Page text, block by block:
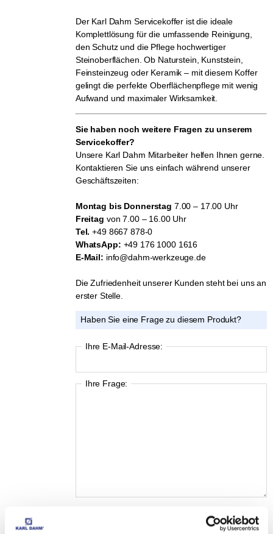
Der Karl Dahm Servicekoffer ist die ideale
Komplettlösung für die umfassende Reinigung,
den Schutz und die Pflege hochwertiger
Steinoberflächen. Ob Naturstein, Kunststein,
Feinsteinzeug oder Keramik – mit diesem Koffer
gelingt die perfekte Oberflächenpflege mit wenig
Aufwand und maximaler Wirksamkeit.
Sie haben noch weitere Fragen zu unserem
Servicekoffer?
Unsere Karl Dahm Mitarbeiter helfen Ihnen gerne.
Kontaktieren Sie uns einfach während unserer
Geschäftszeiten:
Montag bis Donnerstag 7.00 – 17.00 Uhr
Freitag von 7.00 – 16.00 Uhr
Tel.+49 8667 878-0
WhatsApp: +49 176 1000 1616
E-Mail: info@dahm-werkzeuge.de
Die Zufriedenheit unserer Kunden steht bei uns an
erster Stelle.
Haben Sie eine Frage zu diesem Produkt?
Ihre E-Mail-Adresse:
Ihre Frage: